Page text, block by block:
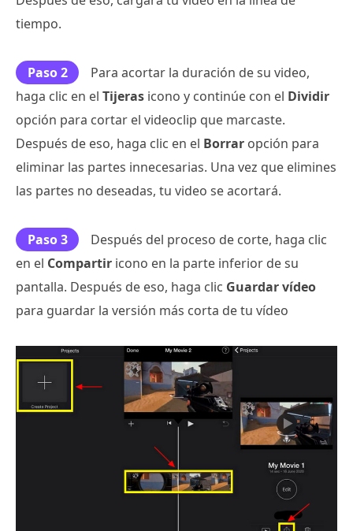
tiempo.
Paso 2
Para acortar la duración de su video,
haga clic en el Tijeras icono y continúe con el Dividir
opción para cortar el videoclip que marcaste.
Después de eso, haga clic en el Borrar opción para
eliminar las partes innecesarias. Una vez que elimines
las partes no deseadas, tu video se acortará.
Paso 3
Después del proceso de corte, haga clic
en el Compartir icono en la parte inferior de su
pantalla. Después de eso, haga clic Guardar vídeo
para guardar la versión más corta de tu vídeo